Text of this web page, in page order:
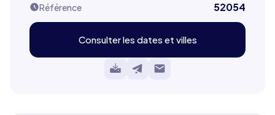
Référence 52054
Consulter les dates et villes